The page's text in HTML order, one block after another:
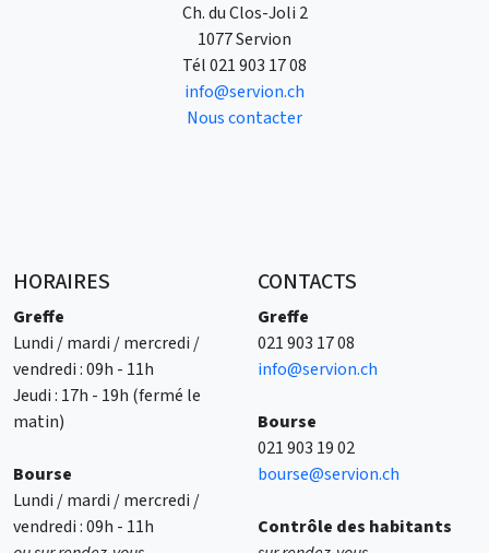
Ch. du Clos-Joli 2
1077 Servion
Tél021 903 17 08
info@servion.ch
Nous contacter
HORAIRES
Greffe
Lundi / mardi / mercredi /
vendredi : 09h - 11h
Jeudi : 17h - 19h (fermé le
matin)
Bourse
Lundi / mardi / mercredi /
vendredi : 09h - 11h
CONTACTS
Greffe
021 903 17 08
info@servion.ch
Bourse
021 903 19 02
bourse@servion.ch
Contrôle des habitants